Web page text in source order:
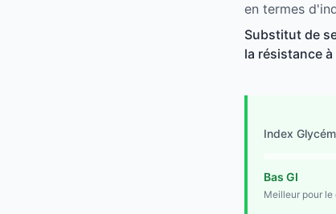
en termes
Substitut de
la résistance
Index
Bas GI
Meilleur pour